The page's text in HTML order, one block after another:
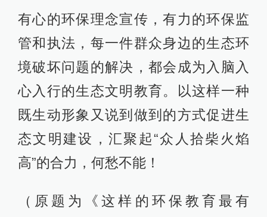
有心的环保理念宣传，有力的环保监
管和执法，每一件群众身边的生态环
境破坏问题的解决，都会成为入脑入
心入行的生态文明教育。以这样一种
既生动形象又说到做到的方式促进生
态文明建设，汇聚起“众人拾柴火焰
高”的合力，何愁不能！
（原题为《这样的环保教育最有